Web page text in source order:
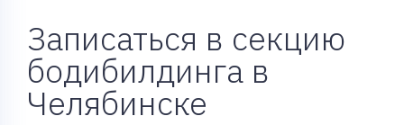
Записаться в секцию
бодибилдинга в
Челябинске